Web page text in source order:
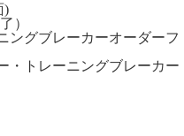
)
）
ングブレーカーオーダーフ
・トレーニングブレーカー